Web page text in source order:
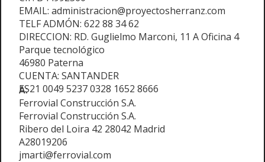
EMAIL: administracion@proyectosherranz.com
TELF ADMÓN: 622 88 34 62
DIRECCION: RD. Guglielmo Marconi, 11 A Oficina 4
Parque tecnológico
46980 Paterna
CUENTA: SANTANDER
ES21 0049 5237 0328 1652 8666
A:
Ferrovial Construcción S.A.
Ferrovial Construcción S.A.
Ribero del Loira 42 28042 Madrid
A28019206
jmarti@ferrovial.com